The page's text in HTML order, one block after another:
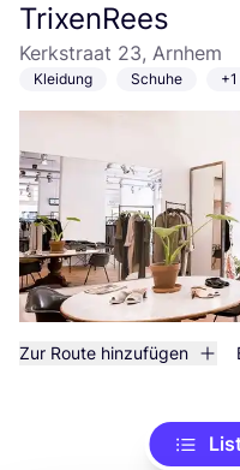
TrixenRees
Kerkstraat 23, Arnhem
Kleidung Schuhe +1
Zur Route hinzufügen